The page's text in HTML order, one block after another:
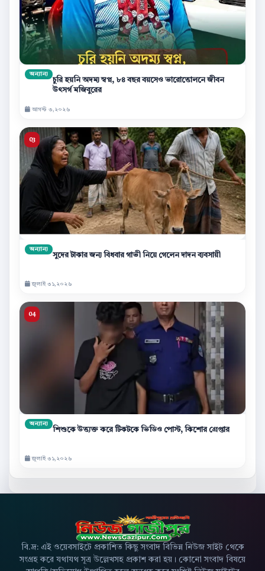
অন্যান্য
চুরি হয়নি অদম্য স্বপ্ন, ৮৪ বছর বয়সেও ভারোত্তোলনে জীবন
উৎসর্গ মজিবুরের
আগস্ট ৩,২০২৬
অন্যান্য
সুদের টাকার জন্য বিধবার গাভী নিয়ে গেলেন দাদন ব্যবসায়ী
জুলাই ৩১,২০২৬
অন্যান্য
শিশুকে উত্ত্যক্ত করে টিকটকে ভিডিও পোস্ট, কিশোর গ্রেপ্তার
জুলাই ৩১,২০২৬
বি.দ্র: এই ওয়েবসাইটে প্রকাশিত কিছু সংবাদ বিভিন্ন নিউজ সাইট থেকে
সংগ্রহ করে যথাযথ সূত্র উল্লেখসহ প্রকাশ করা হয়। কোনো সংবাদ বিষয়ে